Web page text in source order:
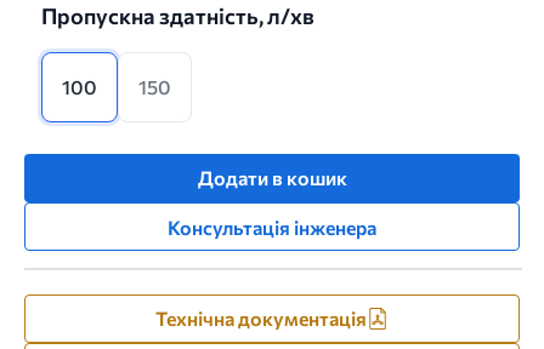
Пропускна здатність, л/хв
100 150
Додати в кошик
Консультація інженера
Технічна документація